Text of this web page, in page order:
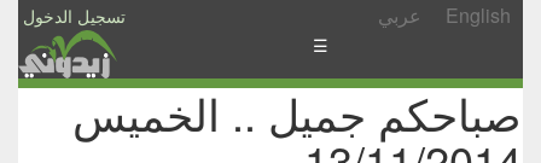
تسجيل الدخول عربي English
الأخبار
الأسئلة
☰
صباحكم جميل .. الخميس